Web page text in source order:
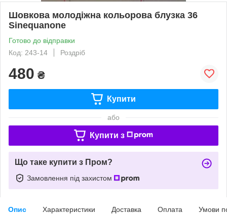
Шовкова молодіжна кольорова блузка 36
Sinequanone
Готово до відправки
Код: 243-14
Роздріб
480 ₴
Купити
або
Купити з
Що таке купити з Пром?
Замовлення під захистом
Опис Характеристики Доставка Оплата Умови